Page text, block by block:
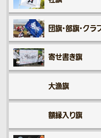
団旗・部旗・クラ
寄せ書き旗
大漁旗
額縁入り旗